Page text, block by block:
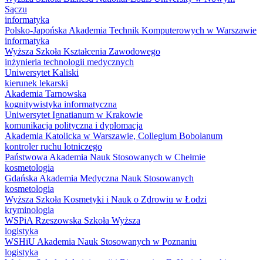
Sączu
informatyka
Polsko-Japońska Akademia Technik Komputerowych w Warszawie
informatyka
Wyższa Szkoła Kształcenia Zawodowego
inżynieria technologii medycznych
Uniwersytet Kaliski
kierunek lekarski
Akademia Tarnowska
kognitywistyka informatyczna
Uniwersytet Ignatianum w Krakowie
komunikacja polityczna i dyplomacja
Akademia Katolicka w Warszawie, Collegium Bobolanum
kontroler ruchu lotniczego
Państwowa Akademia Nauk Stosowanych w Chełmie
kosmetologia
Gdańska Akademia Medyczna Nauk Stosowanych
kosmetologia
Wyższa Szkoła Kosmetyki i Nauk o Zdrowiu w Łodzi
kryminologia
WSPiA Rzeszowska Szkoła Wyższa
logistyka
WSHiU Akademia Nauk Stosowanych w Poznaniu
logistyka